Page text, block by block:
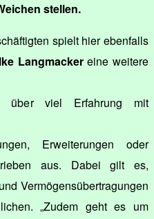
stellen.
spielt hier ebenfalls
Langmackereine weitere
über viel Erfahrung mit
Erweiterungen oder
aus. Dabei gilt es,
Vermögensübertragungen
„Zudem geht es um